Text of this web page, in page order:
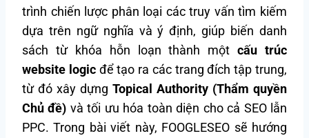
trình chiến lược phân loại các truy vấn tìm kiếm
dựa trên ngữ nghĩa và ý định, giúp biến danh
sách từ khóa hỗn loạn thành mộtcấu trúc
website logicđể tạo ra các trang đích tập trung,
từ đó xây dựng Topical Authority (Thẩm quyền
Chủ đề) và tối ưu hóa toàn diện cho cả SEO lẫn
PPC. Trong bài viết này, FOOGLESEO sẽ hướng